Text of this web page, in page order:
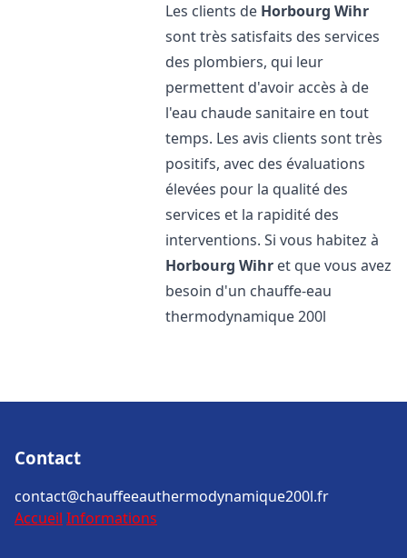
Les clients de Horbourg Wihr
sont très satisfaits des services
des plombiers, qui leur
permettent d'avoir accès à de
l'eau chaude sanitaire en tout
temps. Les avis clients sont très
positifs, avec des évaluations
élevées pour la qualité des
services et la rapidité des
interventions. Si vous habitez à
Horbourg Wihr et que vous avez
besoin d'un chauffe-eau
thermodynamique 200l
Contact
contact@chauffeeauthermodynamique200l.fr
Accueil Informations